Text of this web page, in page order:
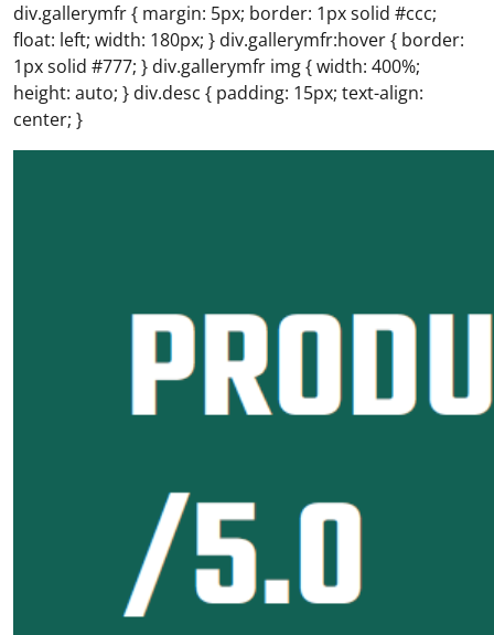
div.gallerymfr { margin: 5px; border: 1px solid #ccc;
float: left; width: 180px; } div.gallerymfr:hover { border:
1px solid #777; } div.gallerymfr img { width: 400%;
height: auto; } div.desc { padding: 15px; text-align:
center; }